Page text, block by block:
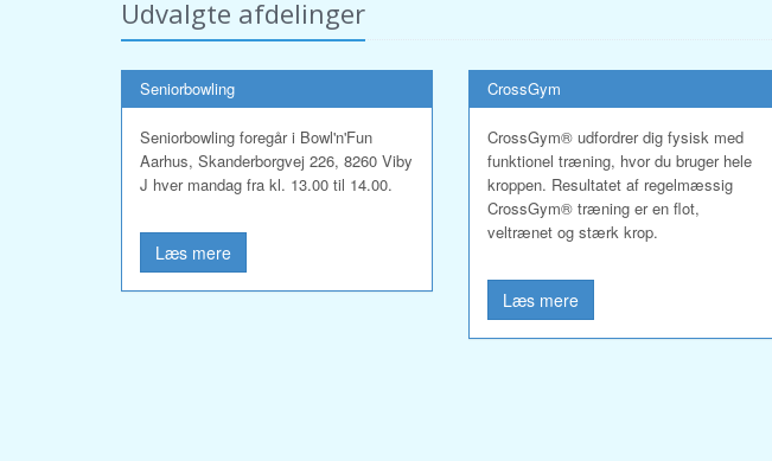
Udvalgte afdelinger
Seniorbowling
Seniorbowling foregår i Bowl'n'Fun
Aarhus, Skanderborgvej 226, 8260 Viby
J hver mandag fra kl. 13.00 til 14.00.
Læs mere
CrossGym
CrossGym® udfordrer dig fysisk med
funktionel træning, hvor du bruger hele
kroppen. Resultatet af regelmæssig
CrossGym® træning er en flot,
veltrænet og stærk krop.
Læs mere